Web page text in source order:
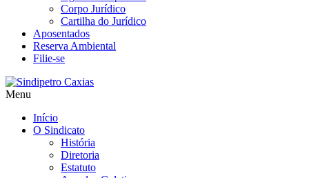
Corpo Jurídico
Cartilha do Jurídico
Aposentados
Reserva Ambiental
Filie-se
Menu
Início
O Sindicato
História
Diretoria
Estatuto